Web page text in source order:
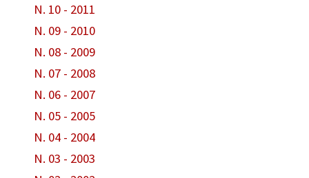
N. 10 - 2011
N. 09 - 2010
N. 08 - 2009
N. 07 - 2008
N. 06 - 2007
N. 05 - 2005
N. 04 - 2004
N. 03 - 2003